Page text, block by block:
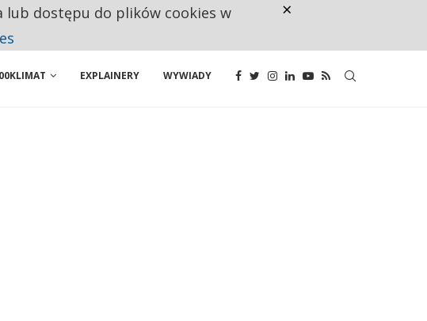
EXPLAINERY WYWIADY
lub dostępu do plików cookies w
×